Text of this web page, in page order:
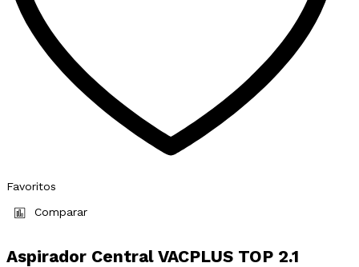
Favoritos
Comparar
Aspirador Central VACPLUS TOP 2.1